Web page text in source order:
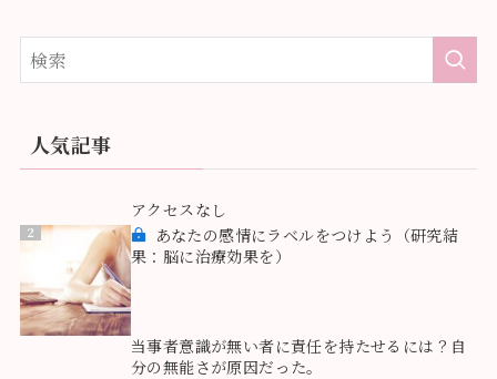
人気記事
アクセスなし
2
あなたの感情にラベルをつけよう（研究結
果：脳に治療効果を）
当事者意識が無い者に責任を持たせるには？自
分の無能さが原因だった。